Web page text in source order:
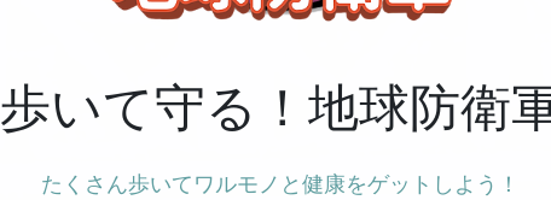
歩いて守る！地球防衛
たくさん歩いてワルモノと健康をゲットしよう！